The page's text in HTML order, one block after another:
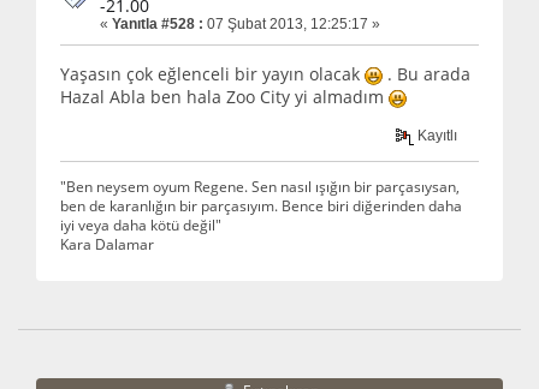
-21.00
« Yanıtla #528 : 07 Şubat 2013, 12:25:17 »
Yaşasın çok eğlenceli bir yayın olacak
. Bu arada
Hazal Abla ben hala Zoo City yi almadım
Kayıtlı
"Ben neysem oyum Regene. Sen nasıl ışığın bir parçasıysan,
ben de karanlığın bir parçasıyım. Bence biri diğerinden daha
iyi veya daha kötü değil"
Kara Dalamar